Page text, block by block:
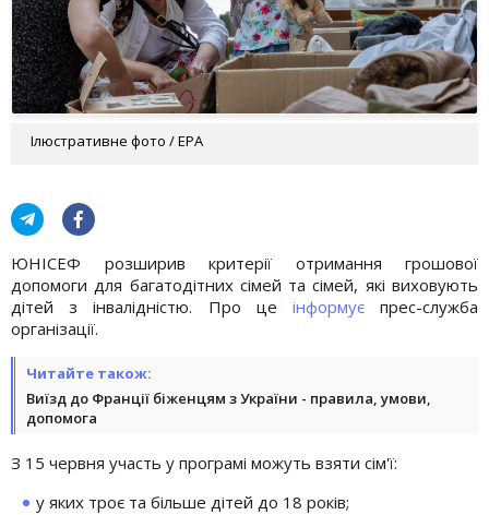
Ілюстративне фото / EPA
ЮНІСЕФ розширив критерії отримання грошової
допомоги для багатодітних сімей та сімей, які виховують
дітей з інвалідністю. Про це інформуєпрес-служба
організації.
Читайте також:
Виїзд до Франції біженцям з України - правила, умови,
допомога
З 15 червня участь у програмі можуть взяти сім'ї:
у яких троє та більше дітей до 18 років;